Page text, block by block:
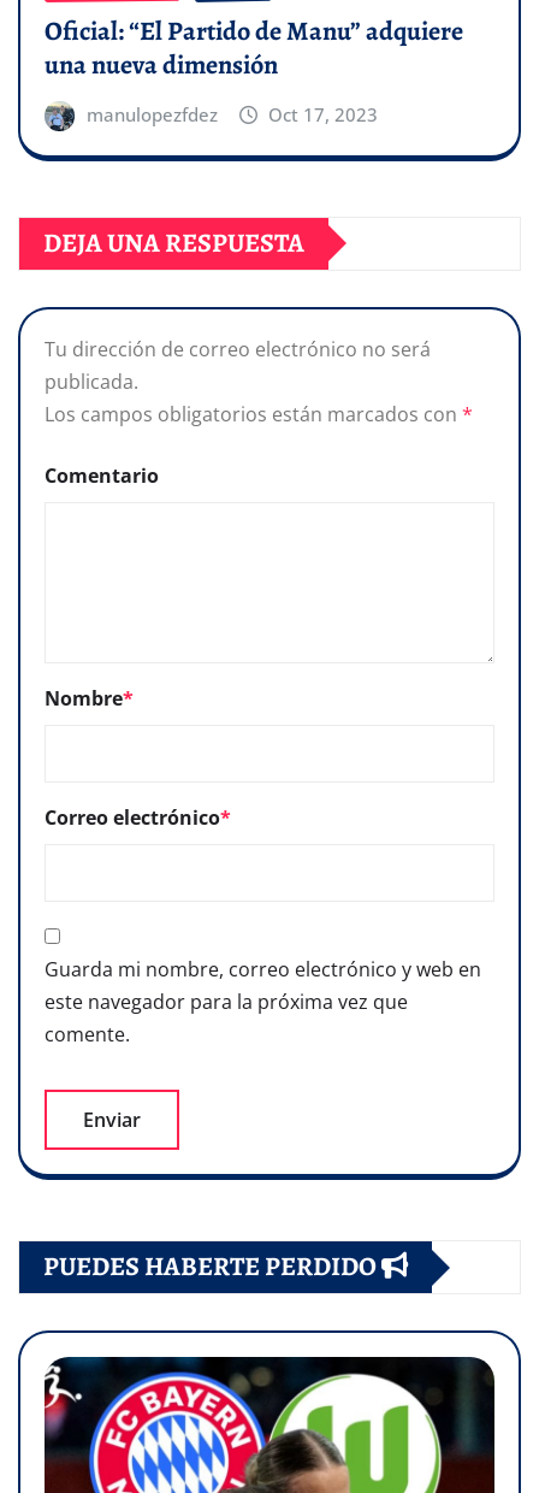
Oficial: “El Partido de Manu” adquiere
una nueva dimensión
manulopezfdez Oct 17, 2023
DEJA UNA RESPUESTA
Tu dirección de correo electrónico no será
publicada.
Los campos obligatorios están marcados con *
Comentario
Nombre*
Correo electrónico*
Guarda mi nombre, correo electrónico y web en
este navegador para la próxima vez que
comente.
PUEDES HABERTE PERDIDO